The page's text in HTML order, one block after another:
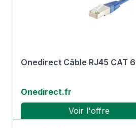
Onedirect Câble RJ45 CAT 6
Onedirect.fr
Voir l'offre